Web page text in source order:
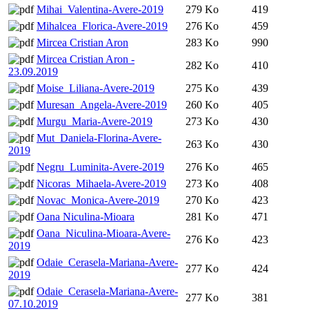
Mihai_Valentina-Avere-2019
279 Ko
419
Mihalcea_Florica-Avere-2019
276 Ko
459
Mircea Cristian Aron
283 Ko
990
Mircea Cristian Aron -
23.09.2019
282 Ko
410
Moise_Liliana-Avere-2019
275 Ko
439
Muresan_Angela-Avere-2019
260 Ko
405
Murgu_Maria-Avere-2019
273 Ko
430
Mut_Daniela-Florina-Avere-
2019
263 Ko
430
Negru_Luminita-Avere-2019
276 Ko
465
Nicoras_Mihaela-Avere-2019
273 Ko
408
Novac_Monica-Avere-2019
270 Ko
423
Oana Niculina-Mioara
281 Ko
471
Oana_Niculina-Mioara-Avere-
2019
276 Ko
423
Odaie_Cerasela-Mariana-Avere-
2019
277 Ko
424
Odaie_Cerasela-Mariana-Avere-
07.10.2019
277 Ko
381